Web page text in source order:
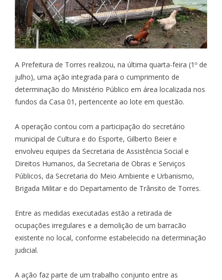
A Prefeitura de Torres realizou, na última quarta-feira (1º de
julho), uma ação integrada para o cumprimento de
determinação do Ministério Público em área localizada nos
fundos da Casa 01, pertencente ao lote em questão.
A operação contou com a participação do secretário
municipal de Cultura e do Esporte, Gilberto Beier e
envolveu equipes da Secretaria de Assistência Social e
Direitos Humanos, da Secretaria de Obras e Serviços
Públicos, da Secretaria do Meio Ambiente e Urbanismo,
Brigada Militar e do Departamento de Trânsito de Torres.
Entre as medidas executadas estão a retirada de
ocupações irregulares e a demolição de um barracão
existente no local, conforme estabelecido na determinação
judicial.
A ação faz parte de um trabalho conjunto entre as